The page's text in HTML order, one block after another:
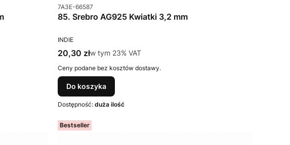
Kod produktu
7A3E-66587
85. Srebro AG925 Kwiatki 3,2 mm
PRODUCENT
INDIE
Cena brutto
20,30 złw tym %s VAT
w tym 23% VAT
Ceny podane bez kosztów dostawy.
Do koszyka
Dostępność:duża ilość
Bestseller